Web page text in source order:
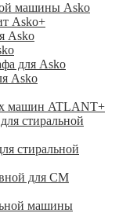
машины Asko
Asko+
Asko
для Asko
Asko
машин ATLANT+
стиральной
стиральной
для СМ
машины